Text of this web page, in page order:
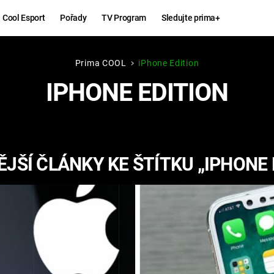
Cool Esport Pořady TV Program Sledujte prima+
Hry
KINGDOM
COME:
DELIVERANCE
ESPORT
Zábava
CHUCK
NORRIS
Prima COOL iPhone Edition
IPHONE EDITION
ČLÁNKY KE ŠTÍTKU „IPHONE